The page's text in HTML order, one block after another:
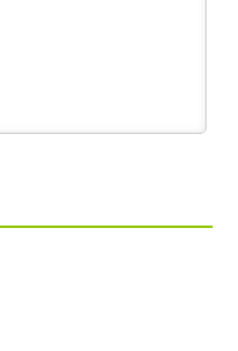
pomoćnike (koji
partija, a ne po želji